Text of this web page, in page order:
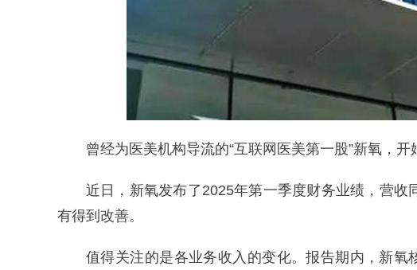
曾经为医美机构导流的“互联网医美第一股”新氧，开
近日，新氧发布了2025年第一季度财务业绩，营
有得到改善。
值得关注的是各业务收入的变化。报告期内，新